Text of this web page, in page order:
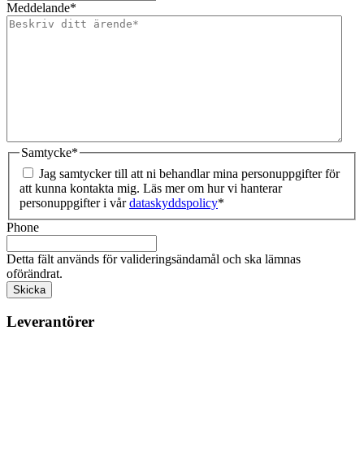
Meddelande*
Samtycke*
Jag samtycker till att ni behandlar mina personuppgifter för
att kunna kontakta mig. Läs mer om hur vi hanterar
personuppgifter i vårdataskyddspolicy*
Phone
Detta fält används för valideringsändamål och ska lämnas
oförändrat.
Leverantörer